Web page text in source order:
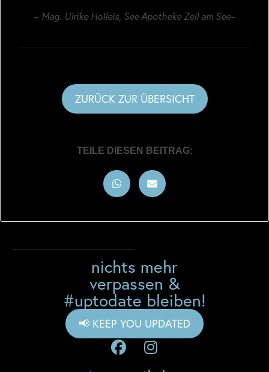
– Mag. Ulrike Holleis, See Apotheke Zell am See–
ZURÜCK ZUR ÜBERSICHT
TEILE DIESEN BEITRAG:
nichts mehr
verpassen &
#uptodate bleiben!
📢 KEEP YOU UPDATED